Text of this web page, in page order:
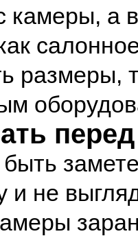
камеры, а
размеры,
и не